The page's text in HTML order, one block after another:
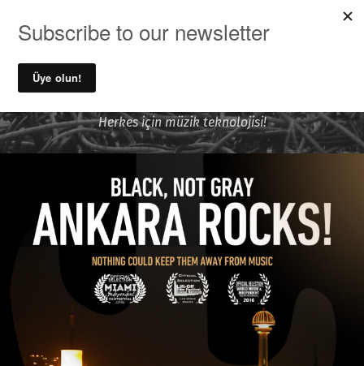
Ufuk Önen ile Ses Kayıt ve
Müzik Teknolojileri
Herkes için müzik teknolojisi!